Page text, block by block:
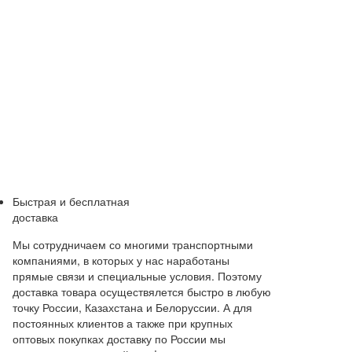
Быстрая и бесплатная
доставка
Мы сотрудничаем со многими транспортными
компаниями, в которых у нас наработаны
прямые связи и специальные условия. Поэтому
доставка товара осуществялется быстро в любую
точку России, Казахстана и Белоруссии. А для
постоянных клиентов а также при крупных
оптовых покупках доставку по России мы